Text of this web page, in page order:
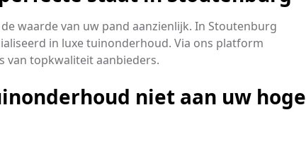
waarde van uw pand aanzienlijk. In Stoutenburg
in luxe tuinonderhoud. Via ons platform
van topkwaliteit aanbieders.
niet aan uw hoge